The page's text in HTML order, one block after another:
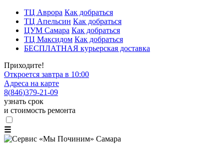
ТЦ Аврора Как добраться
ТЦ Апельсин Как добраться
ЦУМ Самара Как добраться
ТЦ Максидом Как добраться
БЕСПЛАТНАЯ курьерская доставка
Приходите!
Откроется завтра в 10:00
Адреса на карте
8(846)379-21-09
узнать срок
и стоимость ремонта
☰